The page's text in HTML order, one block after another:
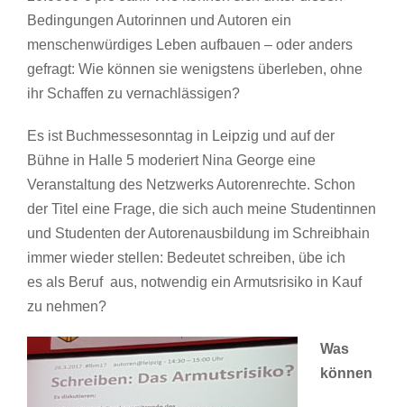
Bedingungen Autorinnen und Autoren ein
menschenwürdiges Leben aufbauen – oder anders
gefragt: Wie können sie wenigstens überleben, ohne
ihr Schaffen zu vernachlässigen?
Es ist Buchmessesonntag in Leipzig und auf der
Bühne in Halle 5 moderiert Nina George eine
Veranstaltung des Netzwerks Autorenrechte. Schon
der Titel eine Frage, die sich auch meine Studentinnen
und Studenten der Autorenausbildung im Schreibhain
immer wieder stellen: Bedeutet schreiben, übe ich
es als Beruf aus, notwendig ein Armutsrisiko in Kauf
zu nehmen?
Was
können